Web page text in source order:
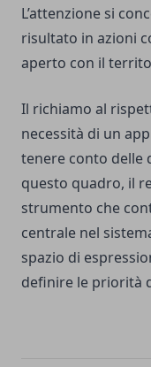
L’attenzione si
risultato in azioni
aperto con il
Il richiamo al
necessità di un
tenere conto delle
questo quadro, il
strumento che
centrale nel
spazio di
definire le priorità